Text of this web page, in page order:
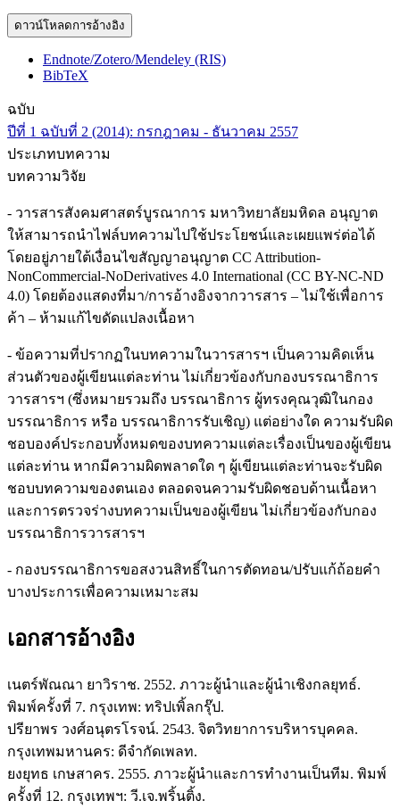
ดาวน์โหลดการอ้างอิง
Endnote/Zotero/Mendeley (RIS)
BibTeX
ฉบับ
ปีที่ 1 ฉบับที่ 2 (2014): กรกฎาคม - ธันวาคม 2557
ประเภทบทความ
บทความวิจัย
- วารสารสังคมศาสตร์บูรณาการ มหาวิทยาลัยมหิดล อนุญาต
ให้สามารถนำไฟล์บทความไปใช้ประโยชน์และเผยแพร่ต่อได้
โดยอยู่ภายใต้เงื่อนไขสัญญาอนุญาต CC Attribution-
NonCommercial-NoDerivatives 4.0 International (CC BY-NC-ND
4.0) โดยต้องแสดงที่มา/การอ้างอิงจากวารสาร – ไม่ใช้เพื่อการ
ค้า – ห้ามแก้ไขดัดแปลงเนื้อหา
- ข้อความที่ปรากฏในบทความในวารสารฯ เป็นความคิดเห็น
ส่วนตัวของผู้เขียนแต่ละท่าน ไม่เกี่ยวข้องกับกองบรรณาธิการ
วารสารฯ (ซึ่งหมายรวมถึง บรรณาธิการ ผู้ทรงคุณวุฒิในกอง
บรรณาธิการ หรือ บรรณาธิการรับเชิญ) แต่อย่างใด ความรับผิด
ชอบองค์ประกอบทั้งหมดของบทความแต่ละเรื่องเป็นของผู้เขียน
แต่ละท่าน หากมีความผิดพลาดใด ๆ ผู้เขียนแต่ละท่านจะรับผิด
ชอบบทความของตนเอง ตลอดจนความรับผิดชอบด้านเนื้อหา
และการตรวจร่างบทความเป็นของผู้เขียน ไม่เกี่ยวข้องกับกอง
บรรณาธิการวารสารฯ
- กองบรรณาธิการขอสงวนสิทธิ์ในการตัดทอน/ปรับแก้ถ้อยคำ
บางประการเพื่อความเหมาะสม
เอกสารอ้างอิง
เนตร์พัณณา ยาวิราช. 2552. ภาวะผู้นำและผู้นำเชิงกลยุทธ์.
พิมพ์ครั้งที่ 7. กรุงเทพ: ทริปเพิ้ลกรุ๊ป.
ปรียาพร วงศ์อนุตรโรจน์. 2543. จิตวิทยาการบริหารบุคคล.
กรุงเทพมหานคร: ดีจำกัดเพลท.
ยงยุทธ เกษสาคร. 2555. ภาวะผู้นำและการทำงานเป็นทีม. พิมพ์
ครั้งที่ 12. กรุงเทพฯ: วี.เจ.พริ้นติ้ง.